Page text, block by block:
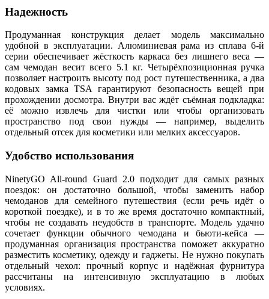
Надежность
Продуманная конструкция делает модель максимально
удобной в эксплуатации. Алюминиевая рама из сплава 6‑й
серии обеспечивает жёсткость каркаса без лишнего веса —
сам чемодан весит всего 5.1 кг. Четырёхпозиционная ручка
позволяет настроить высоту под рост путешественника, а два
кодовых замка TSA гарантируют безопасность вещей при
прохождении досмотра. Внутри вас ждёт съёмная подкладка:
её можно извлечь для чистки или чтобы организовать
пространство под свои нужды — например, выделить
отдельный отсек для косметики или мелких аксессуаров.
Удобство использования
NinetyGO All‑round Guard 2.0 подходит для самых разных
поездок: он достаточно большой, чтобы заменить набор
чемоданов для семейного путешествия (если речь идёт о
короткой поездке), и в то же время достаточно компактный,
чтобы не создавать неудобств в транспорте. Модель удачно
сочетает функции обычного чемодана и бьюти‑кейса —
продуманная организация пространства поможет аккуратно
разместить косметику, одежду и гаджеты. Не нужно покупать
отдельный чехол: прочный корпус и надёжная фурнитура
рассчитаны на интенсивную эксплуатацию в любых
условиях.